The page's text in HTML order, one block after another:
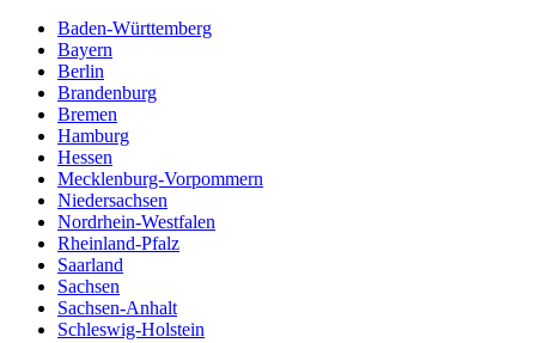
Baden-Württemberg
Bayern
Berlin
Brandenburg
Bremen
Hamburg
Hessen
Mecklenburg-Vorpommern
Niedersachsen
Nordrhein-Westfalen
Rheinland-Pfalz
Saarland
Sachsen
Sachsen-Anhalt
Schleswig-Holstein